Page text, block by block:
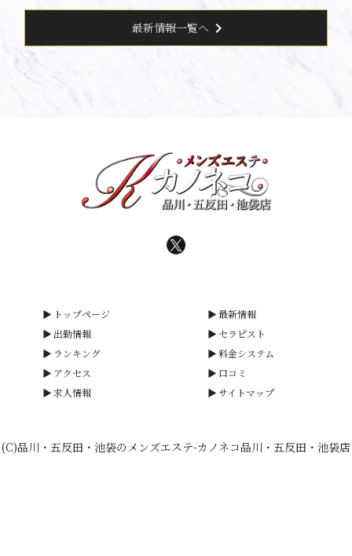
最新情報一覧へ chevron_right
トップページ
最新情報
出勤情報
セラピスト
ランキング
料金システム
アクセス
口コミ
求人情報
サイトマップ
(C)品川・五反田・池袋のメンズエステ-カノネコ品川・五反田・池袋店